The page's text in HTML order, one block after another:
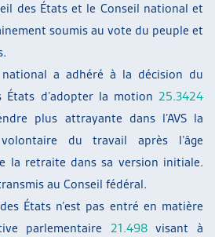
des États et le Conseil national et
soumis au vote du peuple et
national a adhéré à la décision du
États d’adopter la motion 25.3424
plus attrayante dans l’AVS la
du travail après l’âge
la retraite dans sa version initiale.
au Conseil fédéral.
États n’est pas entré en matière
parlementaire 21.498visant à